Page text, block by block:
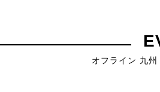
オフライン 九